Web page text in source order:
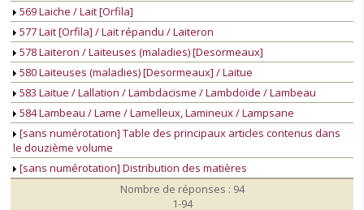
569 Laiche / Lait [Orfila]
577 Lait [Orfila] / Lait répandu / Laiteron
578 Laiteron / Laiteuses (maladies) [Desormeaux]
580 Laiteuses (maladies) [Desormeaux] / Laitue
583 Laitue / Lallation / Lambdacisme / Lambdoïde / Lambeau
584 Lambeau / Lame / Lamelleux, Lamineux / Lampsane
[sans numérotation] Table des principaux articles contenus dans
le douzième volume
[sans numérotation] Distribution des matières
Nombre de réponses : 94
1-94